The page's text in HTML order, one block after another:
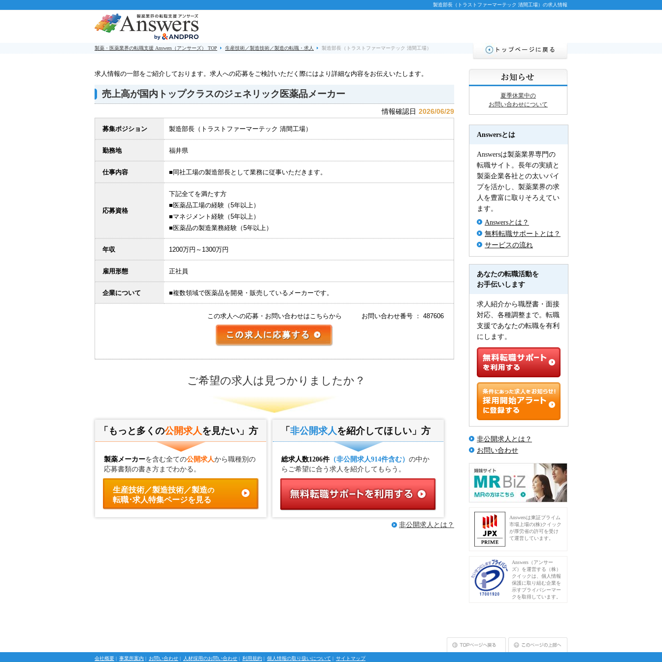
製造部長（トラストファーマーテック 清間工場）の求人情報
製薬・医薬業界の転職支援 Answers（アンサーズ） TOP 生産技術／製造技術／製造の転職・求人 製造部長（トラストファーマーテック 清間工場）
求人情報の一部をご紹介しております。求人への応募をご検討いただく際にはより詳細な内容をお伝えいたします。
売上高が国内トップクラスのジェネリック医薬品メーカー
情報確認日 2026/06/29
募集ポジション 製造部長（トラストファーマーテック 清間工場）
勤務地 福井県
仕事内容 ■同社工場の製造部長として業務に従事いただきます。
応募資格
下記全てを満たす方
■医薬品工場の経験（5年以上）
■マネジメント経験（5年以上）
■医薬品の製造業務経験（5年以上）
年収 1200万円～1300万円
雇用形態 正社員
企業について ■複数領域で医薬品を開発・販売しているメーカーです。
お問い合わせ番号 ： 487606
この求人への応募・お問い合わせはこちらから
ご希望の求人は見つかりましたか？
「もっと多くの公開求人を見たい」方
製薬メーカーを含む全ての公開求人から職種別の
応募書類の書き方までわかる。
生産技術／製造技術／製造の
転職･求人特集ページを見る
「 非公開求人 を紹介してほしい」方
総求人数1206件（非公開求人914件含む） の中か
らご希望に合う求人を紹介してもらう。
非公開求人とは？
夏季休業中の
お問い合わせについて
Answersとは
Answersは製薬業界専門の
転職サイト。長年の実績と
製薬企業各社との太いパイ
プを活かし、製薬業界の求
人を豊富に取りそろえてい
ます。
Answersとは？
無料転職サポートとは？
サービスの流れ
あなたの転職活動を
お手伝いします
求人紹介から職歴書・面接
対応、各種調整まで。転職
支援であなたの転職を有利
にします。
非公開求人とは？
お問い合わせ
Answersは東証プライム
市場上場の(株)クイック
が厚労省の許可を受け
て運営しています。
Answers（アンサー
ズ）を運営する（株）
クイックは、個人情報
保護に取り組む企業を
示すプライバシーマー
クを取得しています。
会社概要 | 事業所案内 | お問い合わせ | 人材採用のお問い合わせ | 利用規約 | 個人情報の取り扱いについて | サイトマップ